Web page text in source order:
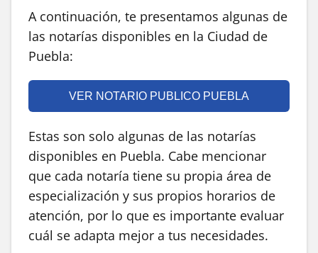
A continuación, te presentamos algunas de
las notarías disponibles en la Ciudad de
Puebla:
VER NOTARIO PUBLICO PUEBLA
Estas son solo algunas de las notarías
disponibles en Puebla. Cabe mencionar
que cada notaría tiene su propia área de
especialización y sus propios horarios de
atención, por lo que es importante evaluar
cuál se adapta mejor a tus necesidades.